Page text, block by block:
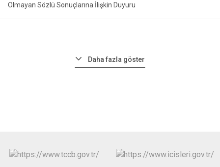
Olmayan Sözlü Sonuçlarına İlişkin Duyuru
Daha fazla göster